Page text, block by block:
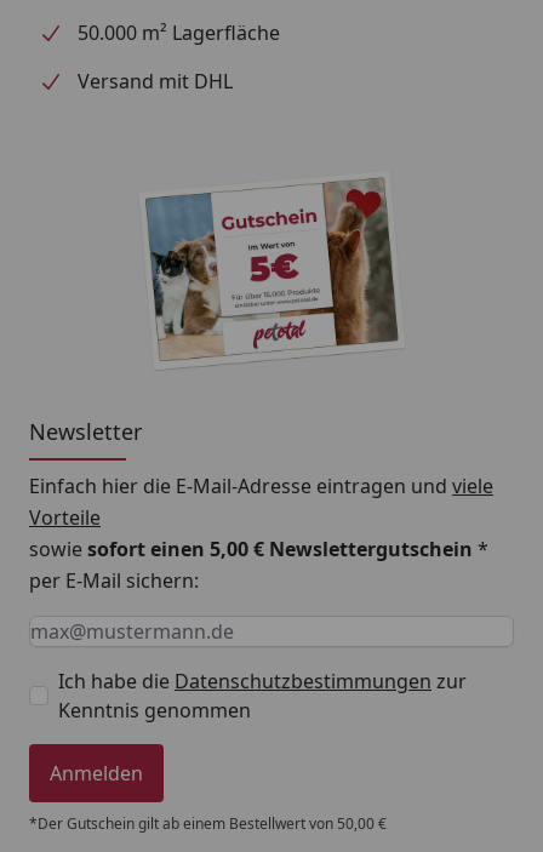
50.000 m² Lagerfläche
Versand mit DHL
Newsletter
Einfach hier die E-Mail-Adresse eintragen und viele
Vorteile
sowiesofort einen 5,00 € Newslettergutschein *
per E-Mail sichern:
Keine Eingabe erforderlich
Eingabe erforderlich
E-Mail *
Ich habe die Datenschutzbestimmungen zur
Kenntnis genommen
Anmelden
*Der Gutschein gilt ab einem Bestellwert von 50,00 €